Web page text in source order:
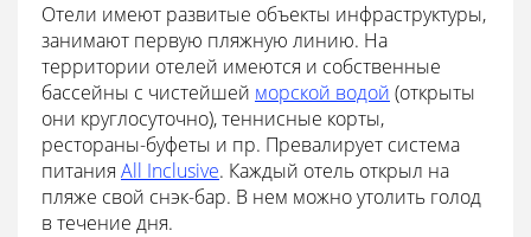
Отели имеют развитые объекты инфраструктуры,
занимают первую пляжную линию. На
территории отелей имеются и собственные
бассейны с чистейшей морской водой (открыты
они круглосуточно), теннисные корты,
рестораны-буфеты и пр. Превалирует система
питания All Inclusive. Каждый отель открыл на
пляже свой снэк-бар. В нем можно утолить голод
в течение дня.